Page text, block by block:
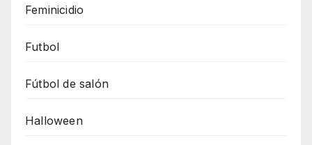
Feminicidio
Futbol
Fútbol de salón
Halloween